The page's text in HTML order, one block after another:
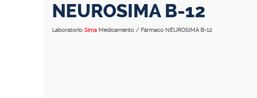
NEUROSIMA B-12
Laboratorio Sima Medicamento / Fármaco NEUROSIMA B-12